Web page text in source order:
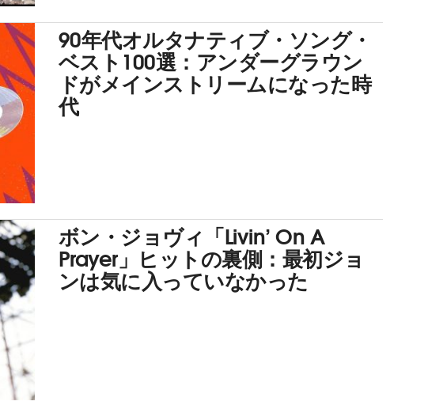
90年代オルタナティブ・ソング・
ベスト100選：アンダーグラウン
ドがメインストリームになった時
代
ボン・ジョヴィ「Livin’ On A
Prayer」ヒットの裏側：最初ジョ
ンは気に入っていなかった